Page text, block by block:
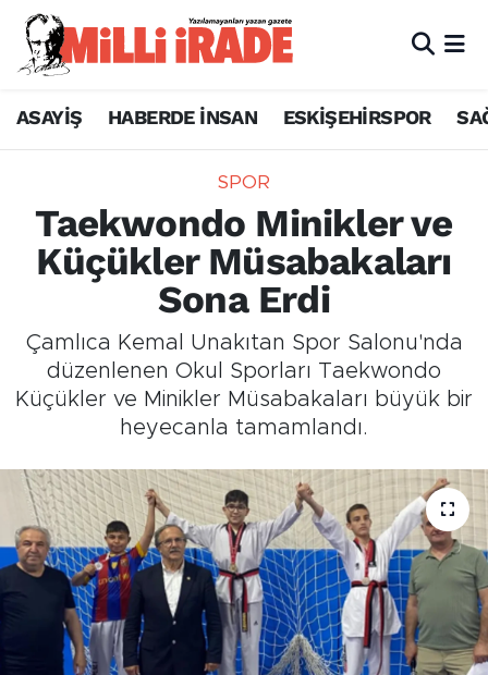
ASAYİŞ HABERDE İNSAN ESKİŞEHİRSPOR
SPOR
Taekwondo Minikler ve
Küçükler Müsabakaları
Sona Erdi
Çamlıca Kemal Unakıtan Spor Salonu'nda
düzenlenen Okul Sporları Taekwondo
Küçükler ve Minikler Müsabakaları büyük bir
heyecanla tamamlandı.